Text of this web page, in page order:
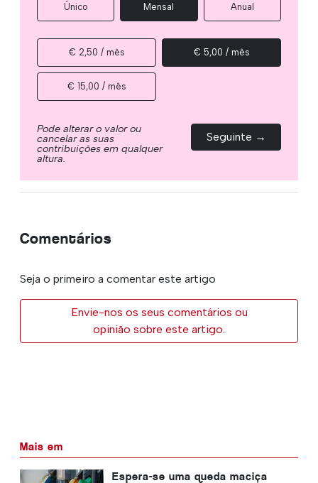
Único Mensal Anual
€ 2,50 / mês € 5,00 / mês
€ 15,00 / mês
Pode alterar o valor ou
cancelar as suas
contribuições em qualquer
altura.
Seguinte →
Comentários
Seja o primeiro a comentar este artigo
Envie-nos os seus comentários ou
opinião sobre este artigo.
Mais em
Espera-se uma queda maciça